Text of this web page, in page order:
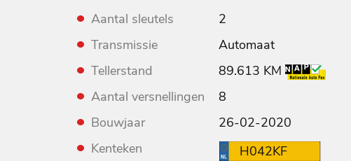
Aantal sleutels
2
Transmissie
Automaat
Tellerstand
89.613 KM
Aantal versnellingen
8
Bouwjaar
26-02-2020
Kenteken
H042KF